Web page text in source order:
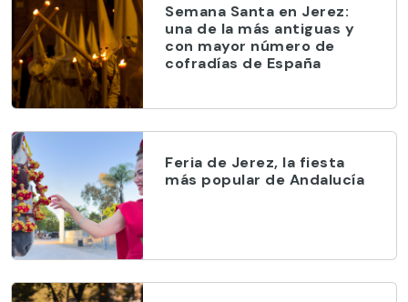
Semana Santa en Jerez:
una de la más antiguas y
con mayor número de
cofradías de España
Feria de Jerez, la fiesta
más popular de Andalucía